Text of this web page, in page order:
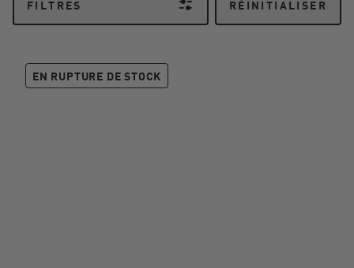
FILTRES RÉINITIALISER
EN RUPTURE DE STOCK